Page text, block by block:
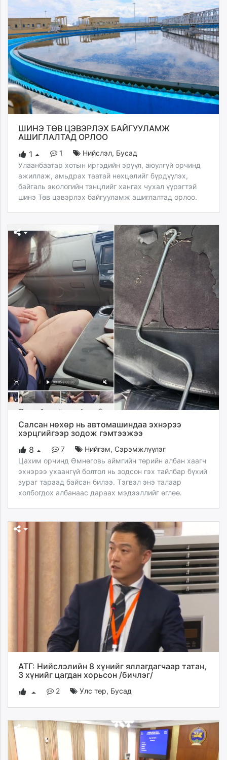
unuudur.mn
isee.mn
mglradio.com
fact.mn
itoim.mn
tumen.mn
shuum.mn
times.mn
tvmongolia.mn
unegui.mn
toim.mn
tac.mn
paparazzi.mn
unread.today
ШИНЭ ТӨВ ЦЭВЭРЛЭХ БАЙГУУЛАМЖ
АШИГЛАЛТАД ОРЛОО
1
1 Нийслэл, Бусад
Улаанбаатар хотын иргэдийн эрүүл, аюулгүй орчинд
ажиллаж, амьдрах таатай нөхцөлийг бүрдүүлэх,
байгаль экологийн тэнцлийг хангах чухал үүрэгтэй
шинэ Төв цэвэрлэх байгууламж ашиглалтад орлоо.
Салсан нөхөр нь автомашиндаа эхнэрээ
хэрцгийгээр зодож гэмтээжээ
8
7 Нийгэм, Сэрэмжлүүлэг
Цахим орчинд Өмнөговь аймгийн төрийн албан хаагч
эхнэрээ ухаангүй болтол нь зодсон гэх тайлбар бүхий
зураг тараад байсан билээ. Тэгвэл энэ талаар
холбогдох албанаас дараах мэдээллийг өглөө.
АТГ: Нийслэлийн 8 хүнийг яллагдагчаар татан,
3 хүнийг цагдан хорьсон /бичлэг/
2 Улс төр, Бусад